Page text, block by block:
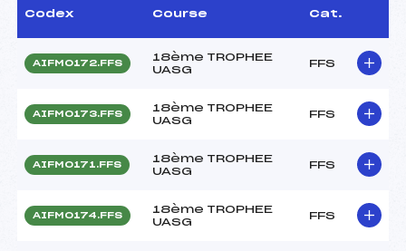
Codex Course Cat.
AIFM0172.FFS
18ème TROPHEE
UASG
FFS
AIFM0173.FFS
18ème TROPHEE
UASG
FFS
AIFM0171.FFS
18ème TROPHEE
UASG
FFS
AIFM0174.FFS
18ème TROPHEE
UASG
FFS